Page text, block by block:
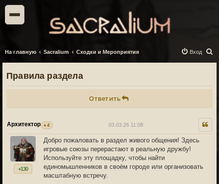
На главную Sacralium Сходки и Мероприятия
о
Вход
Правила раздела
Ответить
Архитектор 4 03.03.26 11:08
+130
Добро пожаловать в раздел живого общения! Здесь
игровые союзы перерастают в реальную дружбу!
Используйте эту площадку, чтобы найти
единомышленников в своём городе или организовать
масштабную встречу.